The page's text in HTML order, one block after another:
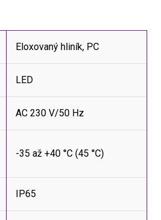
Eloxovaný hliník, PC
LED
AC 230 V/50 Hz
-35 až +40 °C (45 °C)
IP65